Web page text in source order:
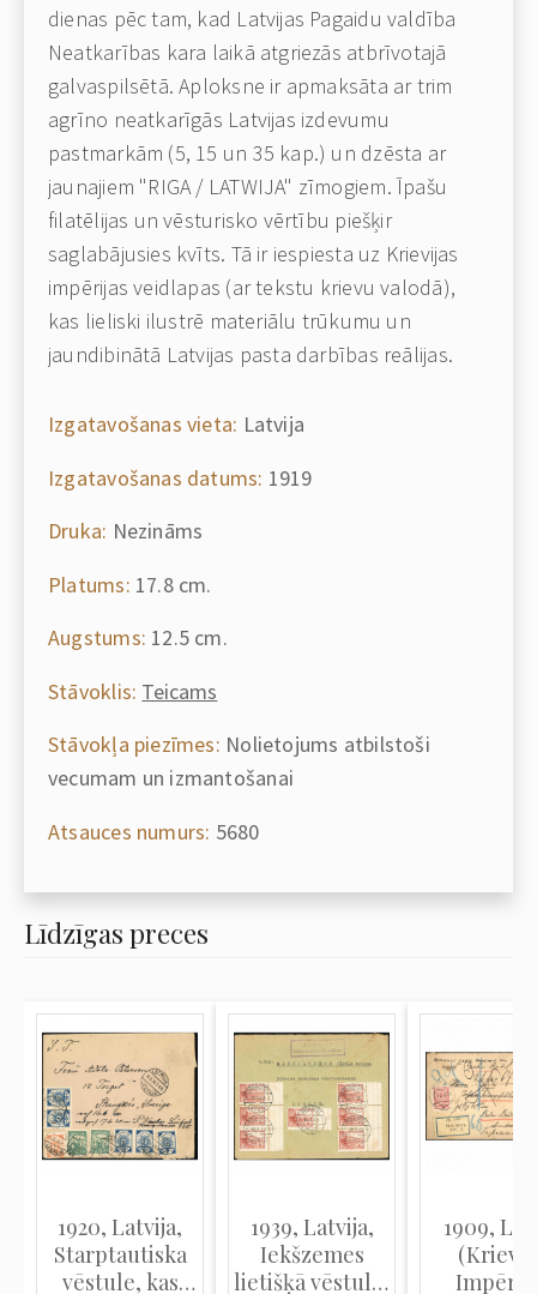
dienas pēc tam, kad Latvijas Pagaidu valdība
Neatkarības kara laikā atgriezās atbrīvotajā
galvaspilsētā. Aploksne ir apmaksāta ar trim
agrīno neatkarīgās Latvijas izdevumu
pastmarkām (5, 15 un 35 kap.) un dzēsta ar
jaunajiem "RIGA / LATWIJA" zīmogiem. Īpašu
filatēlijas un vēsturisko vērtību piešķir
saglabājusies kvīts. Tā ir iespiesta uz Krievijas
impērijas veidlapas (ar tekstu krievu valodā),
kas lieliski ilustrē materiālu trūkumu un
jaundibinātā Latvijas pasta darbības reālijas.
Izgatavošanas vieta: Latvija
Izgatavošanas datums: 1919
Druka: Nezināms
Platums: 17.8 cm.
Augstums: 12.5 cm.
Stāvoklis: Teicams
Stāvokļa piezīmes: Nolietojums atbilstoši
vecumam un izmantošanai
Atsauces numurs: 5680
Līdzīgas preces
1920, Latvija,
Starptautiska
vēstule, kas
1939, Latvija,
Iekšzemes
lietišķā vēstule,
1909,